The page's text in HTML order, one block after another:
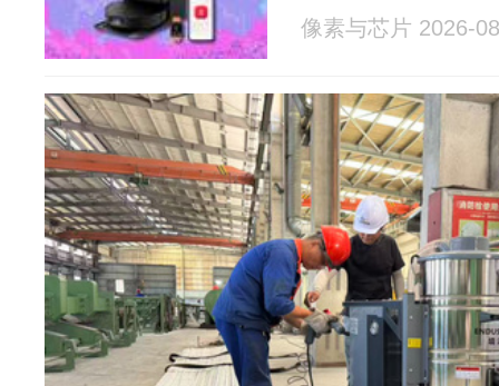
像素与芯片 2026-